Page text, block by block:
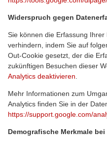
Widerspruch gegen
Sie können die Erfassung
verhindern, indem Sie auf
Out-Cookie gesetzt, der die
zukünftigen Besuchen dieser
Analytics deaktivieren.
Mehr Informationen zum
Analytics finden Sie in der
https://support.google.com/
Demografische Merkmale